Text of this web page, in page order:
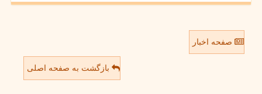
صفحه اخبار
بازگشت به صفحه اصلی